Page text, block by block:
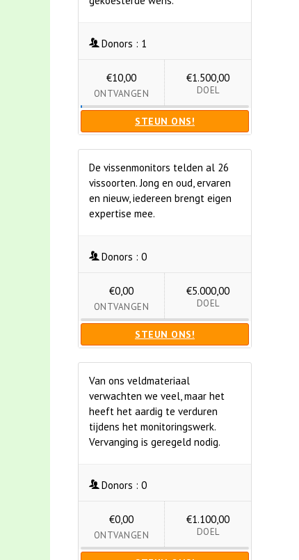
Donors : 1
€10,00
ONTVANGEN
€1.500,00
DOEL
STEUN ONS!
De vissenmonitors telden al 26
vissoorten. Jong en oud, ervaren
en nieuw, iedereen brengt eigen
expertise mee.
Donors : 0
€0,00
ONTVANGEN
€5.000,00
DOEL
STEUN ONS!
Van ons veldmateriaal
verwachten we veel, maar het
heeft het aardig te verduren
tijdens het monitoringswerk.
Vervanging is geregeld nodig.
Donors : 0
€0,00
ONTVANGEN
€1.100,00
DOEL